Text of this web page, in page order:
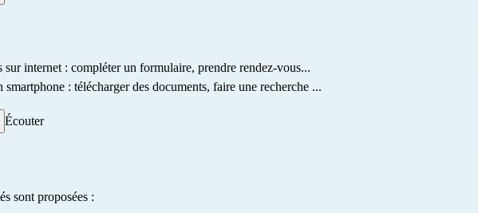
sur internet : compléter un formulaire, prendre rendez-vous...
: télécharger des documents, faire une recherche ...
Écouter
sont proposées :